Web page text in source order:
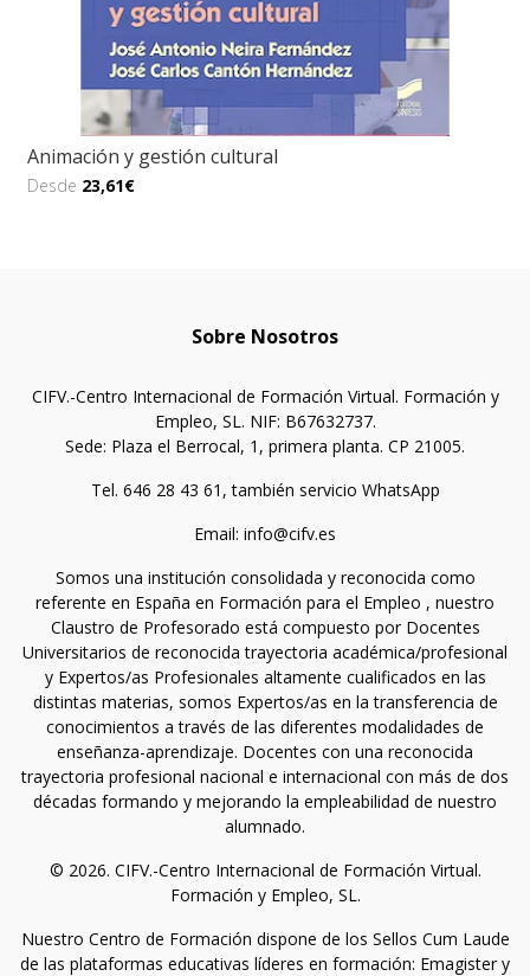
Animación y gestión cultural
Desde 23,61€
Sobre Nosotros
CIFV.-Centro Internacional de Formación Virtual. Formación y
Empleo, SL. NIF: B67632737.
Sede: Plaza el Berrocal, 1, primera planta. CP 21005.
Tel. 646 28 43 61, también servicio WhatsApp
Email: info@cifv.es
Somos una institución consolidada y reconocida como
referente en España en Formación para el Empleo , nuestro
Claustro de Profesorado está compuesto por Docentes
Universitarios de reconocida trayectoria académica/profesional
y Expertos/as Profesionales altamente cualificados en las
distintas materias, somos Expertos/as en la transferencia de
conocimientos a través de las diferentes modalidades de
enseñanza-aprendizaje. Docentes con una reconocida
trayectoria profesional nacional e internacional con más de dos
décadas formando y mejorando la empleabilidad de nuestro
alumnado.
© 2026. CIFV.-Centro Internacional de Formación Virtual.
Formación y Empleo, SL.
Nuestro Centro de Formación dispone de los Sellos Cum Laude
de las plataformas educativas líderes en formación: Emagister y